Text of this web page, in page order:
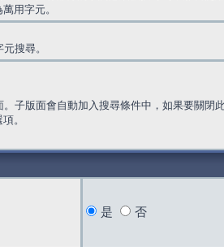
用字元。
搜尋。
。子版面會自動加入搜尋條件中，如果要關閉
。
是 否